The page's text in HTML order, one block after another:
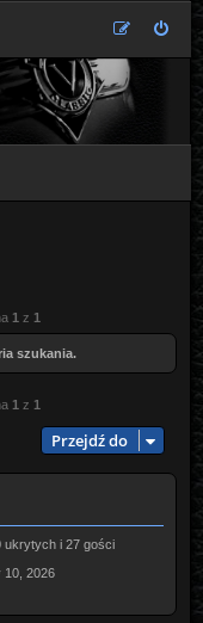
1 z 1
szukania.
1 z 1
Przejdź do
ukrytych i 27 gości
10, 2026